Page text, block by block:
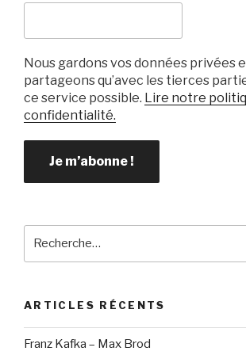
Nous gardons vos données privées
partageons qu’avec les tierces
ce service possible. Lire notre
confidentialité.
ARTICLES RÉCENTS
Franz Kafka – Max Brod